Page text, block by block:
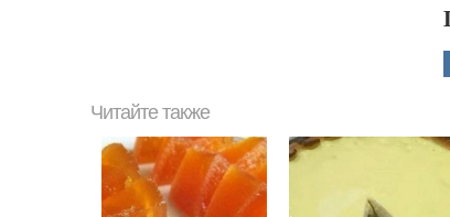
Читайте также